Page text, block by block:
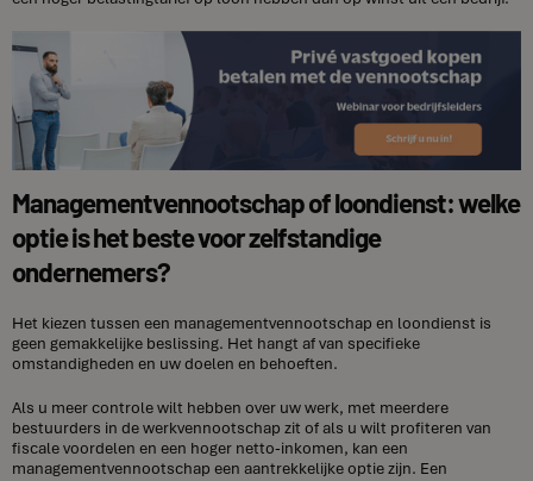
Managementvennootschap of loondienst: welke
optie is het beste voor zelfstandige
ondernemers?
Het kiezen tussen een managementvennootschap en loondienst is
geen gemakkelijke beslissing. Het hangt af van specifieke
omstandigheden en uw doelen en behoeften.
Als u meer controle wilt hebben over uw werk, met meerdere
bestuurders in de werkvennootschap zit of als u wilt profiteren van
fiscale voordelen en een hoger netto-inkomen, kan een
managementvennootschap een aantrekkelijke optie zijn. Een